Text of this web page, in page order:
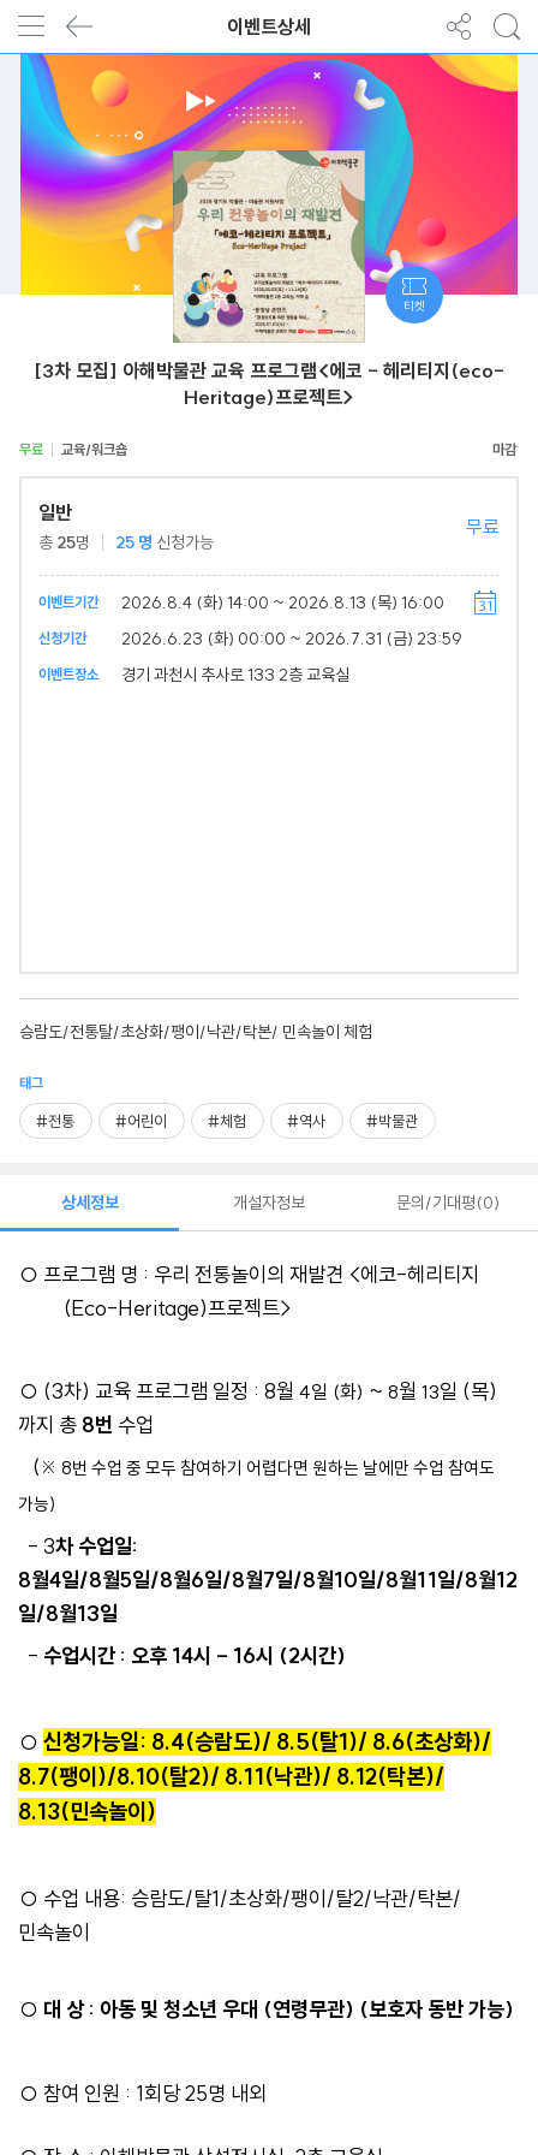
이벤트상세
[3차 모집] 아해박물관 교육 프로그램<에코 - 헤리티지(eco-
Heritage)프로젝트>
무료 교육/워크숍
일반
총 25명 25 명 신청가능
무료
이벤트기간 2026.8.4 (화) 14:00 ~ 2026.8.13 (목) 16:00
신청기간 2026.6.23 (화) 00:00 ~ 2026.7.31 (금) 23:59
이벤트장소 경기 과천시 추사로 133 2층 교육실
승람도/전통탈/초상화/팽이/낙관/탁본/ 민속놀이 체험
태그
#전통 #어린이 #체험 #역사 #박물관
티켓
상세정보
○ 프로그램 명 : 우리 전통놀이의 재발견 <에코-헤리티지
(Eco-Heritage)프로젝트>
○ (3차) 교육 프로그램 일정 : 8월 4일 (화) ~ 8월 13일 (목)
까지 총 8번 수업
(※ 8번 수업 중 모두 참여하기 어렵다면 원하는 날에만 수업 참여도
가능)
- 3차 수업일:
8월4일/8월5일/8월6일/8월7일/8월10일/8월11일/8월12
일/8월13일
- 수업시간 : 오후 14시 - 16시 (2시간)
○ 신청가능일: 8.4(승람도)/ 8.5(탈1)/ 8.6(초상화)/
8.7(팽이)/8.10(탈2)/ 8.11(낙관)/ 8.12(탁본)/
8.13(민속놀이)
○ 수업 내용: 승람도/탈1/초상화/팽이/탈2/낙관/탁본/
민속놀이
○ 대 상 : 아동 및 청소년 우대 (연령무관) (보호자 동반 가능)
○ 참여 인원 : 1회당25명 내외
개설자정보 문의/기대평 0